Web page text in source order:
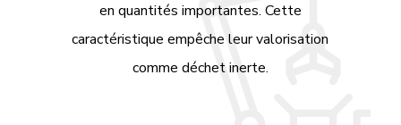
en quantités importantes. Cette
caractéristique empêche leur valorisation
comme déchet inerte.